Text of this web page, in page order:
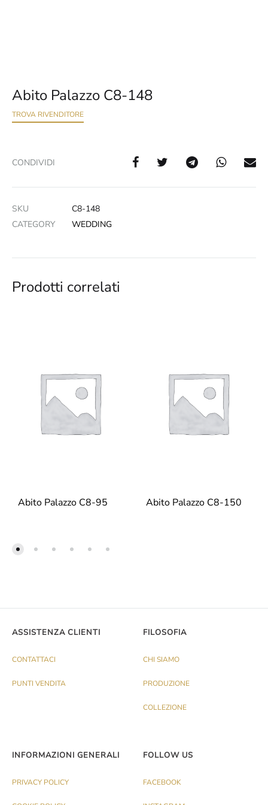
Abito Palazzo C8-148
TROVA RIVENDITORE
CONDIVIDI
SKU
C8-148
CATEGORY
WEDDING
Prodotti correlati
Abito Palazzo C8-95 Abito Palazzo C8-150
ASSISTENZA CLIENTI
CONTATTACI
PUNTI VENDITA
FILOSOFIA
CHI SIAMO
PRODUZIONE
COLLEZIONE
INFORMAZIONI GENERALI
PRIVACY POLICY
FOLLOW US
FACEBOOK